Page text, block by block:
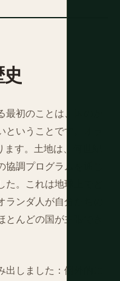
初のことは、国のか
いうことです。オラ
す。土地は、何世紀
調プログラムを通じ
。これは地球上でど
ンダ人が自分たちの
んどの国が主張でき
しました：例外的に